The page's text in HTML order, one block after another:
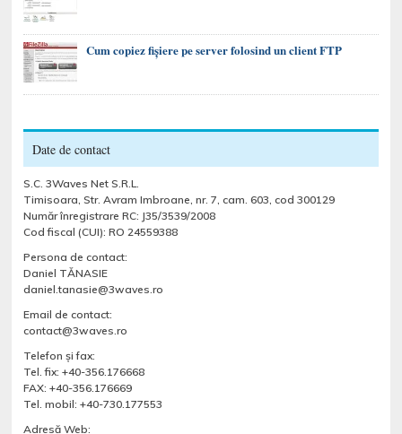
Cum copiez fișiere pe server folosind un client FTP
Date de contact
S.C. 3Waves Net S.R.L.
Timisoara, Str. Avram Imbroane, nr. 7, cam. 603, cod 300129
Număr înregistrare RC: J35/3539/2008
Cod fiscal (CUI): RO 24559388
Persona de contact:
Daniel TĂNASIE
daniel.tanasie@3waves.ro
Email de contact:
contact@3waves.ro
Telefon şi fax:
Tel. fix: +40-356.176668
FAX: +40-356.176669
Tel. mobil: +40-730.177553
Adresă Web: